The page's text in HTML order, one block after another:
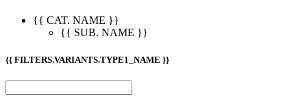
{{ CAT. NAME }}
{{ SUB. NAME }}
{{ FILTERS.VARIANTS.TYPE1_NAME }}